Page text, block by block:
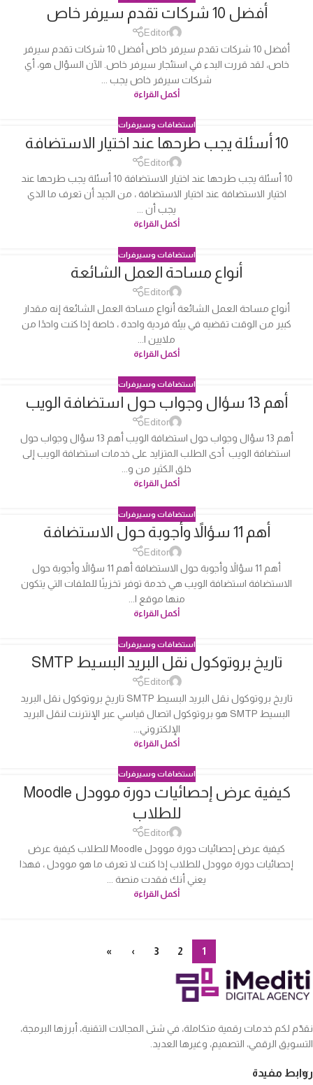
أفضل 10 شركات تقدم سيرفر خاص
Editor
أفضل 10 شركات تقدم سيرفر خاص أفضل 10 شركات تقدم سيرفر
خاص، لقد قررت البدء في استئجار سيرفر خاص. الآن السؤال هو، أي
شركات سيرفر خاص يجب ...
أكمل القراءة
04
استضافات وسيرفرات
10 أسئلة يجب طرحها عند اختيار الاستضافة
Editor
10 أسئلة يجب طرحها عند اختيار الاستضافة 10 أسئلة يجب طرحها عند
اختيار الاستضافة عند اختيار الاستضافة ، من الجيد أن تعرف ما الذي
يجب أن ...
أكمل القراءة
استضافات وسيرفرات
أنواع مساحة العمل الشائعة
Editor
أنواع مساحة العمل الشائعة أنواع مساحة العمل الشائعة إنه مقدار
كبير من الوقت تقضيه في بيئة فردية واحدة ، خاصة إذا كنت واحدًا من
ملايين ا...
أكمل القراءة
04
استضافات وسيرفرات
أهم 13 سؤال وجواب حول استضافة الويب
Editor
أهم 13 سؤال وجواب حول استضافة الويب أهم 13 سؤال وجواب حول
استضافة الويب أدى الطلب المتزايد على خدمات استضافة الويب إلى
خلق الكثير من و...
أكمل القراءة
استضافات وسيرفرات
أهم 11 سؤالاً وأجوبة حول الاستضافة
Editor
أهم 11 سؤالاً وأجوبة حول الاستضافة أهم 11 سؤالاً وأجوبة حول
الاستضافة استضافة الويب هي خدمة توفر تخزينًا للملفات التي يتكون
منها موقع ا...
أكمل القراءة
استضافات وسيرفرات
تاريخ بروتوكول نقل البريد البسيط SMTP
Editor
تاريخ بروتوكول نقل البريد البسيط SMTP تاريخ بروتوكول نقل البريد
البسيط SMTP هو بروتوكول اتصال قياسي عبر الإنترنت لنقل البريد
الإلكتروني...
أكمل القراءة
04
استضافات وسيرفرات
كيفية عرض إحصائيات دورة موودل Moodle
للطلاب
Editor
كيفية عرض إحصائيات دورة موودل Moodle للطلاب كيفية عرض
إحصائيات دورة موودل للطلاب إذا كنت لا تعرف ما هو موودل ، فهذا
يعني أنك فقدت منصة ...
أكمل القراءة
1
2
3
›
»
نقدّم لكم خدمات رقمية متكاملة، في شتى المجالات التقنية، أبرزها البرمجة،
التسويق الرقمي، التصميم، وغيرها العديد.
روابط مفيدة